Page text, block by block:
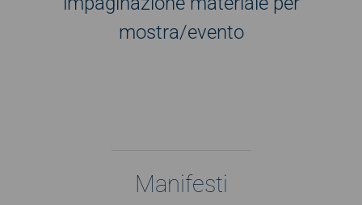
mostra/evento
Manifesti